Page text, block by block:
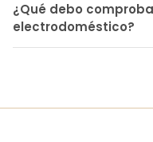
¿Qué debo
electrodoméstico?